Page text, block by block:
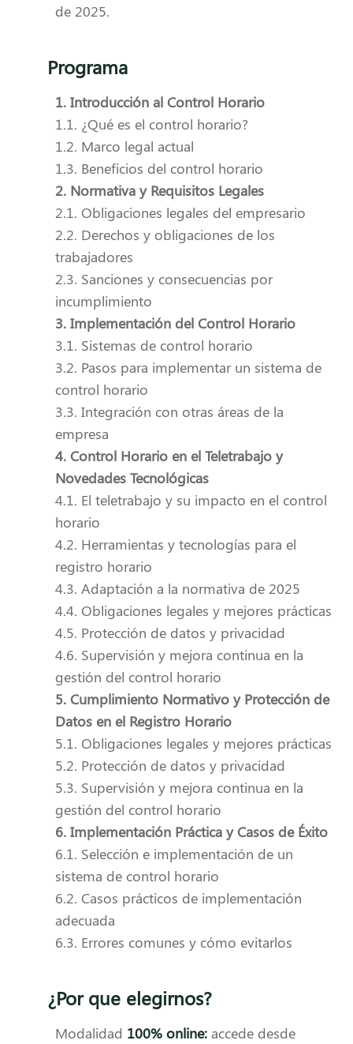
de 2025.
Programa
1. Introducción al Control Horario
1.1. ¿Qué es el control horario?
1.2. Marco legal actual
1.3. Beneficios del control horario
2. Normativa y Requisitos Legales
2.1. Obligaciones legales del empresario
2.2. Derechos y obligaciones de los
trabajadores
2.3. Sanciones y consecuencias por
incumplimiento
3. Implementación del Control Horario
3.1. Sistemas de control horario
3.2. Pasos para implementar un sistema de
control horario
3.3. Integración con otras áreas de la
empresa
4. Control Horario en el Teletrabajo y
Novedades Tecnológicas
4.1. El teletrabajo y su impacto en el control
horario
4.2. Herramientas y tecnologías para el
registro horario
4.3. Adaptación a la normativa de 2025
4.4. Obligaciones legales y mejores prácticas
4.5. Protección de datos y privacidad
4.6. Supervisión y mejora continua en la
gestión del control horario
5. Cumplimiento Normativo y Protección de
Datos en el Registro Horario
5.1. Obligaciones legales y mejores prácticas
5.2. Protección de datos y privacidad
5.3. Supervisión y mejora continua en la
gestión del control horario
6. Implementación Práctica y Casos de Éxito
6.1. Selección e implementación de un
sistema de control horario
6.2. Casos prácticos de implementación
adecuada
6.3. Errores comunes y cómo evitarlos
¿Por que elegirnos?
Modalidad 100% online: accede desde